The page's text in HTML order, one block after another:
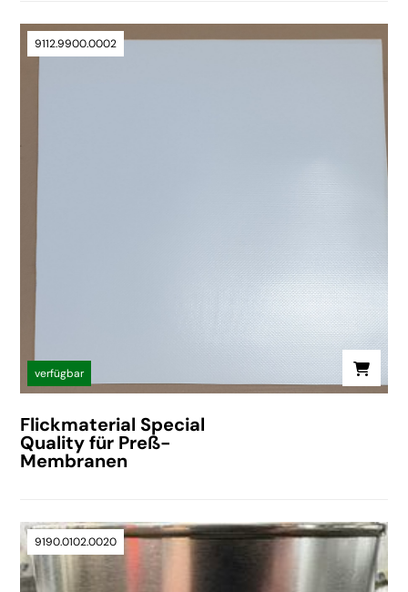
9112.9900.0002
verfügbar
Flickmaterial Special
Quality für Preß-
Membranen
9190.0102.0020